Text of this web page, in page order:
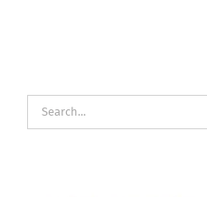
Search
for: